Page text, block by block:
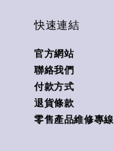
快速連結
官方網站
聯絡我們
付款方式
退貨條款
零售產品維修專線